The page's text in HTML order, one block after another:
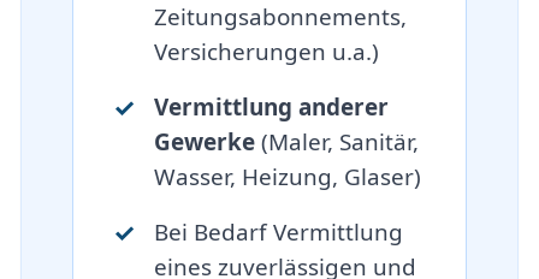
Zeitungsabonnements,
Versicherungen u.a.)
Vermittlung anderer
Gewerke(Maler, Sanitär,
Wasser, Heizung, Glaser)
Bei Bedarf Vermittlung
eines zuverlässigen und